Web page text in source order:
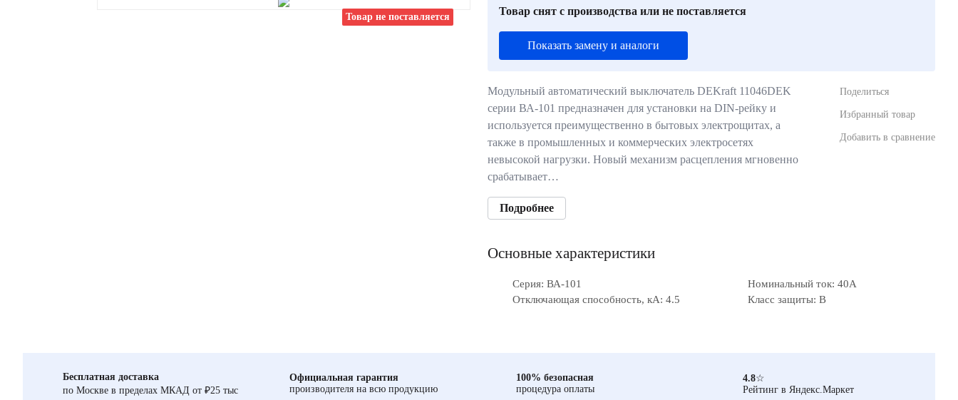
Товар не поставляется Товар снят с производства или не поставляется
Показать замену и аналоги
Модульный автоматический выключатель DEKraft 11046DEK
серии ВА-101 предназначен для установки на DIN-рейку и
используется преимущественно в бытовых электрощитах, а
также в промышленных и коммерческих электросетях
невысокой нагрузки. Новый механизм расцепления мгновенно
срабатывает…
Подробнее
Поделиться
Избранный товар
Добавить в сравнение
Основные характеристики
Серия: ВА-101
Номинальный ток: 40А
Отключающая способность, кА: 4.5
Класс защиты: B
Бесплатная доставка
по Москве в пределах МКАД от ₽25 тыс
Официальная гарантия
производителя на всю продукцию
100% безопасная
процедура оплаты
4.8☆
Рейтинг в Яндекс.Маркет